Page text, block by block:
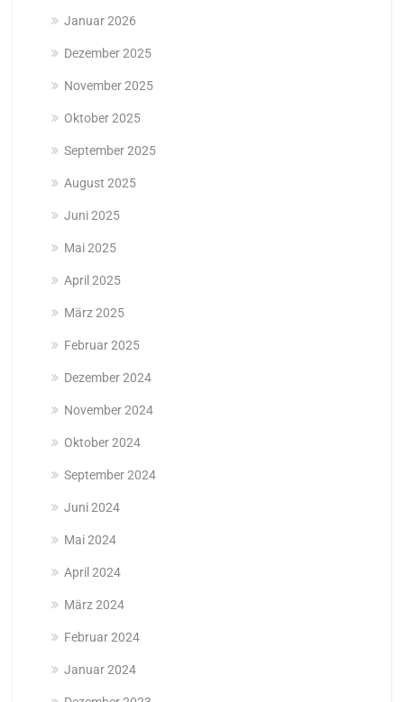
Januar 2026
Dezember 2025
November 2025
Oktober 2025
September 2025
August 2025
Juni 2025
Mai 2025
April 2025
März 2025
Februar 2025
Dezember 2024
November 2024
Oktober 2024
September 2024
Juni 2024
Mai 2024
April 2024
März 2024
Februar 2024
Januar 2024